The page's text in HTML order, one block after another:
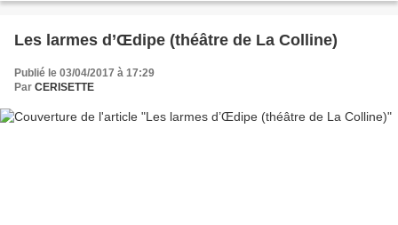
Les larmes d’Œdipe (théâtre de La Colline)
Publié le 03/04/2017 à 17:29
Par CERISETTE